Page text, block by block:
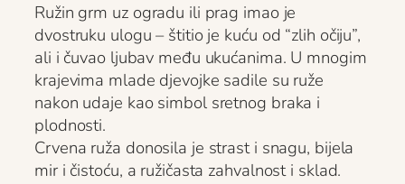
Ružin grm uz ogradu ili prag imao je
dvostruku ulogu – štitio je kuću od “zlih očiju”,
ali i čuvao ljubav među ukućanima. U mnogim
krajevima mlade djevojke sadile su ruže
nakon udaje kao simbol sretnog braka i
plodnosti.
Crvena ruža donosila je strast i snagu, bijela
mir i čistoću, a ružičasta zahvalnost i sklad.